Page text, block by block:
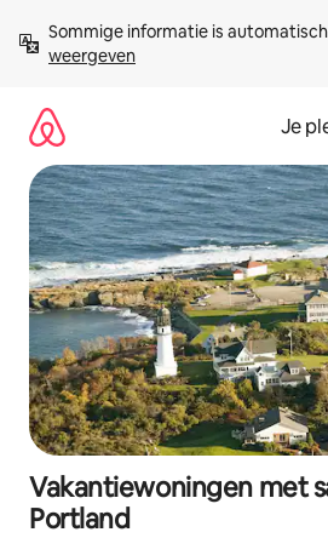
direct
naar
Sommige informatie is
weergeven
Je
Vakantiewoningen met
Portland